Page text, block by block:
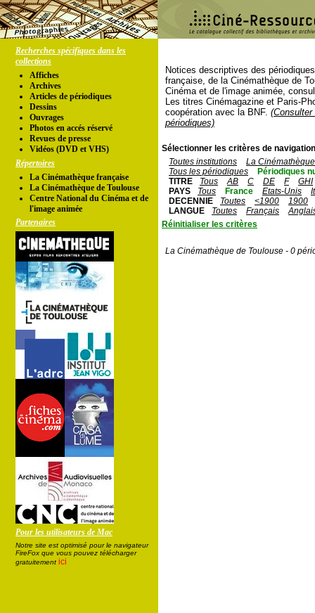
Recherches spécifiques dans les
collections
Affiches
Archives
Articles de périodiques
Dessins
Ouvrages
Photos en accés réservé
Revues de presse
Vidéos (DVD et VHS)
Répertoires
La Cinémathèque française
La Cinémathèque de Toulouse
Centre National du Cinéma et de
l'image animée
Partenaires
Pour les utilisateurs de Mac
Notre site est optimisé pour le navigateur
FireFox que vous pouvez télécharger
gratuitement ici
Notices descriptives des
française, de la Cinémathèque de
Cinéma et de l'image animée,
Les titres Cinémagazine et Paris-
coopération avec la BNF.
périodiques)
Sélectionner les critères de
Toutes institutions
La
Tous les périodiques
Périodiques
TITRE
Tous AB C DE F
GHI
PAYS
Tous France Etats-Unis
DECENNIE
Toutes <1900
1900
LANGUE
Toutes Français
Réinitialiser les critères
La Cinémathèque de Toulouse - 0